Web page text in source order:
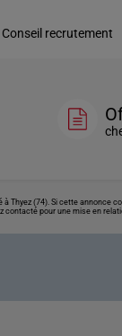
Conseil recrutement
à Thyez (74). Si cette
pour une mise en